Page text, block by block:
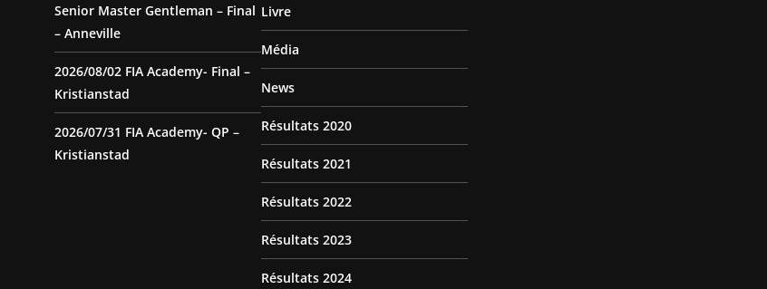
Senior Master Gentleman – Final
– Anneville
2026/08/02 FIA Academy- Final –
Kristianstad
2026/07/31 FIA Academy- QP –
Kristianstad
Livre
Média
News
Résultats 2020
Résultats 2021
Résultats 2022
Résultats 2023
Résultats 2024